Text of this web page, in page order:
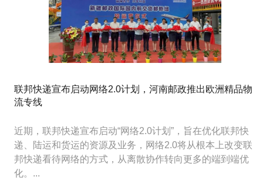
联邦快递宣布启动网络2.0计划，河南邮政推出欧洲精品物
流专线
近期，联邦快递宣布启动“网络2.0计划”，旨在优化联邦快
递、陆运和货运的资源及业务，网络2.0将从根本上改变联
邦快递看待网络的方式，从离散协作转向更多的端到端优
化。​...